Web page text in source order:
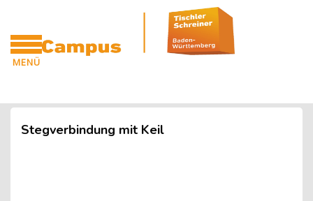
MENÜ
Zum Hauptinhalt
Blöcke
Blöcke
Stegverbindung mit Keil